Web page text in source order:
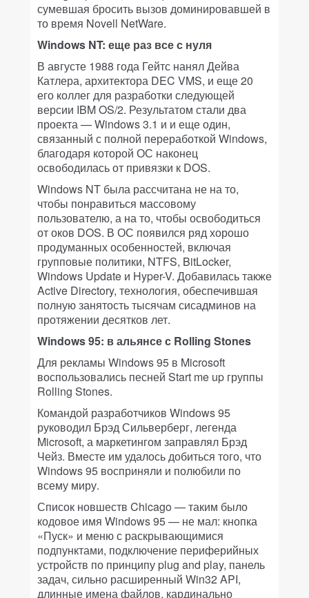
сумевшая бросить вызов доминировавшей в
то время Novell NetWare.
Windows NT: еще раз все с нуля
В августе 1988 года Гейтс нанял Дейва
Катлера, архитектора DEC VMS, и еще 20
его коллег для разработки следующей
версии IBM OS/2. Результатом стали два
проекта — Windows 3.1 и и еще один,
связанный с полной переработкой Windows,
благодаря которой ОС наконец
освободилась от привязки к DOS.
Windows NT была рассчитана не на то,
чтобы понравиться массовому
пользователю, а на то, чтобы освободиться
от оков DOS. В ОС появился ряд хорошо
продуманных особенностей, включая
групповые политики, NTFS, BitLocker,
Windows Update и Hyper-V. Добавилась также
Active Directory, технология, обеспечившая
полную занятость тысячам сисадминов на
протяжении десятков лет.
Windows 95: в альянсе с Rolling Stones
Для рекламы Windows 95 в Microsoft
воспользовались песней Start me up группы
Rolling Stones.
Командой разработчиков Windows 95
руководил Брэд Сильверберг, легенда
Microsoft, а маркетингом заправлял Брэд
Чейз. Вместе им удалось добиться того, что
Windows 95 восприняли и полюбили по
всему миру.
Список новшеств Chicago — таким было
кодовое имя Windows 95 — не мал: кнопка
«Пуск» и меню с раскрывающимися
подпунктами, подключение периферийных
устройств по принципу plug and play, панель
задач, сильно расширенный Win32 API,
длинные имена файлов, кардинально